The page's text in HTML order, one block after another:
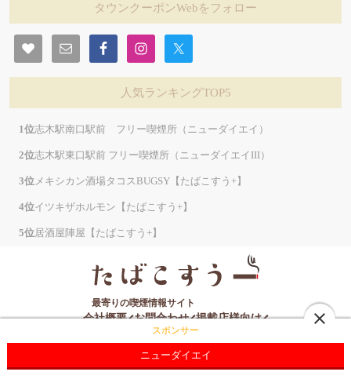
タウンクーポンWebをフォロー
人気ランキングTOP5
志木駅南口駅前 フリー喫煙所（ニューダイエイ）
志木駅東口駅前 フリー喫煙所（ニューダイエイIII）
メキシカン酒場タコスBUGSY【たばこすう+】
イツキザホルモン【たばこすう+】
居酒屋陣屋【たばこすう+】
スポンサー
ニューダイエイ
close
最寄りの喫煙情報サイト
会社概要 お問合わせ 掲載店様向け
プライバシーポリシー サイトマップ
©️ 2025BigBang co., Ltd.ALL Rights Reserved.